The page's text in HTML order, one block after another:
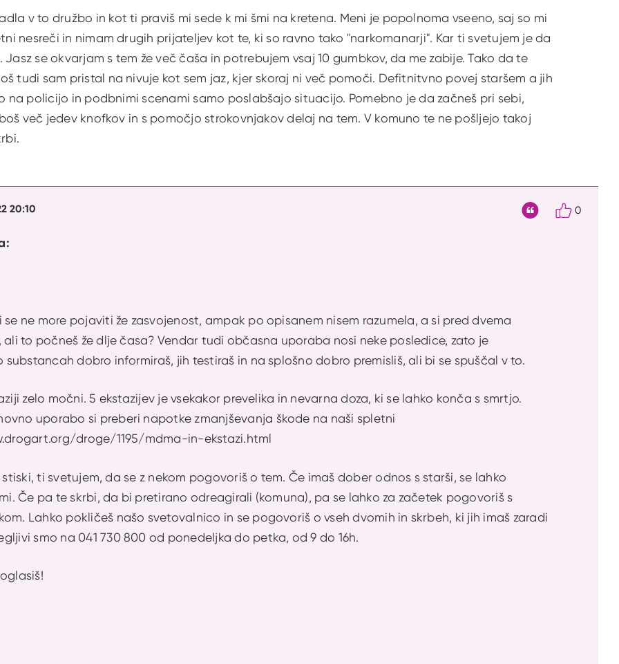
v to družbo in kot ti praviš mi sede k mi šmi na kretena. Meni je popolnoma vseeno, saj so mi
nesreči in nimam drugih prijateljev kot te, ki so ravno tako "narkomanarji". Kar ti svetujem je da
Jasz se okvarjam s tem že več čaša in potrebujem vsaj 10 gumbkov, da me zabije. Tako da te
tudi sam pristal na nivuje kot sem jaz, kjer skoraj ni več pomoči. Defitnitvno povej staršem a jih
na policijo in podbnimi scenami samo poslabšajo situacijo. Pomebno je da začneš pri sebi,
več jedev knofkov in s pomočjo strokovnjakov delaj na tem. V komuno te ne pošljejo takoj
20:10
ne more pojaviti že zasvojenost, ampak po opisanem nisem razumela, a si pred dvema
to počneš že dlje časa? Vendar tudi občasna uporaba nosi neke posledice, zato je
substancah dobro informiraš, jih testiraš in na splošno dobro premisliš, ali bi se spuščal v to.
zelo močni. 5 ekstazijev je vsekakor prevelika in nevarna doza, ki se lahko konča s smrtjo.
uporabo si preberi napotke zmanjševanja škode na naši spletni
droge/1195/mdma-in-ekstazi.html
ti svetujem, da se z nekom pogovoriš o tem. Če imaš dober odnos s starši, se lahko
Če pa te skrbi, da bi pretirano odreagirali (komuna), pa se lahko za začetek pogovoriš s
Lahko pokličeš našo svetovalnico in se pogovoriš o vseh dvomih in skrbeh, ki jih imaš zaradi
smo na 041 730 800 od ponedeljka do petka, od 9 do 16h.
0